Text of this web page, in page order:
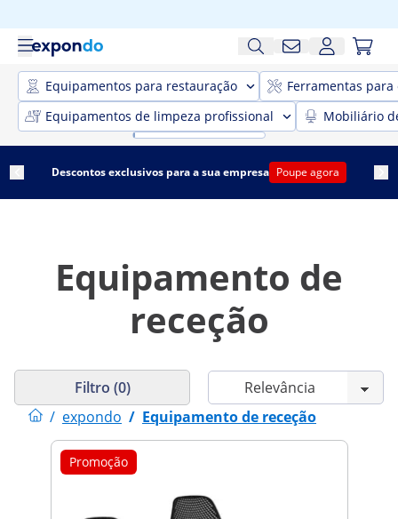
Equipamentos para restauração
Ferramentas para
Equipamentos de limpeza profissional
Mobiliário
Descontos exclusivos para a sua empresa Poupe agora
Equipamento de
receção
/ expondo / Equipamento de receção
Filtro (0)
Promoção